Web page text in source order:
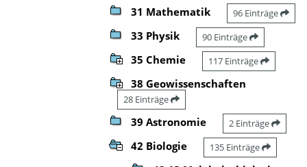
31 Mathematik 96 Einträge
33 Physik 90 Einträge
35 Chemie 117 Einträge
38 Geowissenschaften
28 Einträge
39 Astronomie 2 Einträge
42 Biologie 135 Einträge